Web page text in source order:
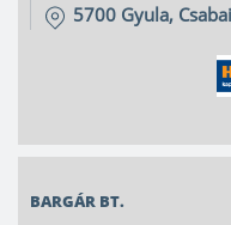
5700 Gyula,
BARGÁR BT.